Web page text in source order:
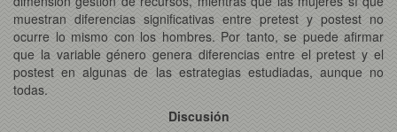
muestran diferencias significativas entre pretest y postest no
ocurre lo mismo con los hombres. Por tanto, se puede afirmar
que la variable género genera diferencias entre el pretest y el
postest en algunas de las estrategias estudiadas, aunque no
todas.
Discusión